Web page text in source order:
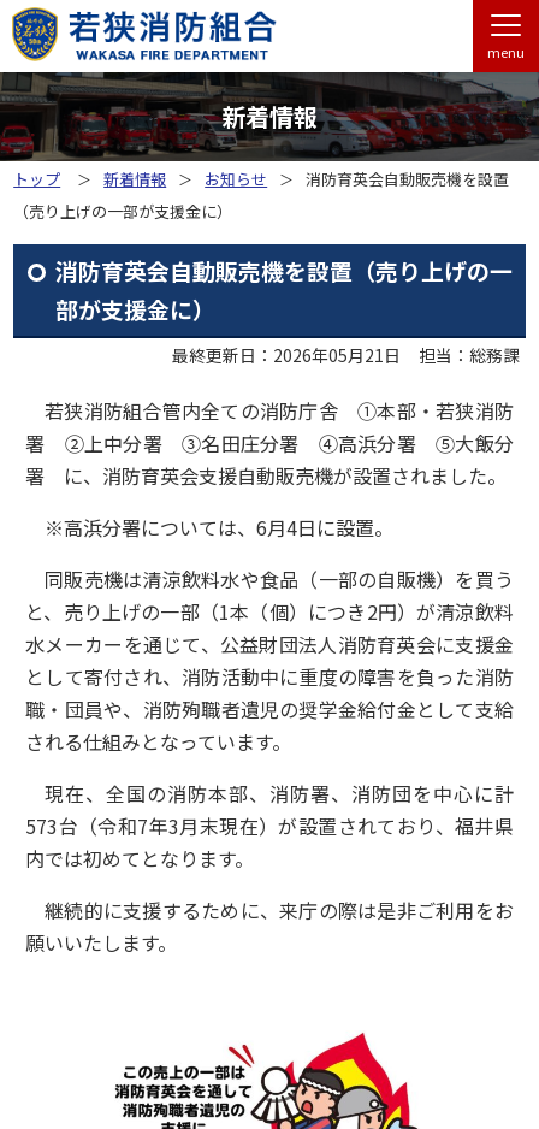
menu
新着情報
トップ 新着情報 お知らせ
消防育英会自動販売機を設置
（売り上げの一部が支援金に）
消防育英会自動販売機を設置（売り上げの一
部が支援金に）
最終更新日：2026年05月21日 担当：総務課
若狭消防組合管内全ての消防庁舎 ①本部・若狭消防
署 ②上中分署 ③名田庄分署 ④高浜分署 ⑤大飯分
署 に、消防育英会支援自動販売機が設置されました。
※高浜分署については、6月4日に設置。
同販売機は清涼飲料水や食品（一部の自販機）を買う
と、売り上げの一部（1本（個）につき2円）が清涼飲料
水メーカーを通じて、公益財団法人消防育英会に支援金
として寄付され、消防活動中に重度の障害を負った消防
職・団員や、消防殉職者遺児の奨学金給付金として支給
される仕組みとなっています。
現在、全国の消防本部、消防署、消防団を中心に計
573台（令和7年3月末現在）が設置されており、福井県
内では初めてとなります。
継続的に支援するために、来庁の際は是非ご利用をお
願いいたします。